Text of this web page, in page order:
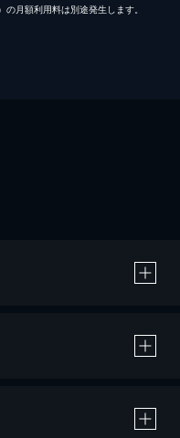
月額利用料は別途発生します。